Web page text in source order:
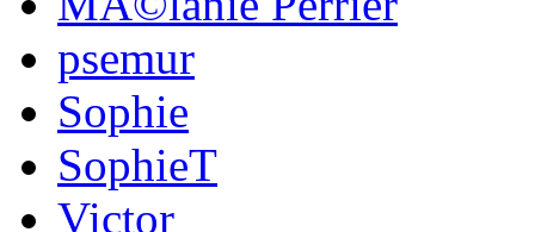
psemur
Sophie
SophieT
Victor